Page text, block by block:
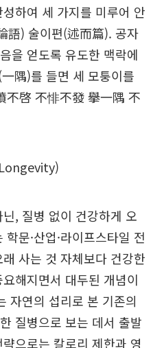
하여 세 가지를 미루어 안
語) 술이편(述而篇). 공자
을 얻도록 유도한 맥락에
隅)를 들면 세 모퉁이를
不啓 不悱不發 擧一隅 不
, 질병 없이 건강하게 오
문·산업·라이프스타일 전
사는 것 자체보다 건강한
해지면서 대두된 개념이
자연의 섭리로 본 기존의
질병으로 보는 데서 출발
으로는 칼로리 제한과 영